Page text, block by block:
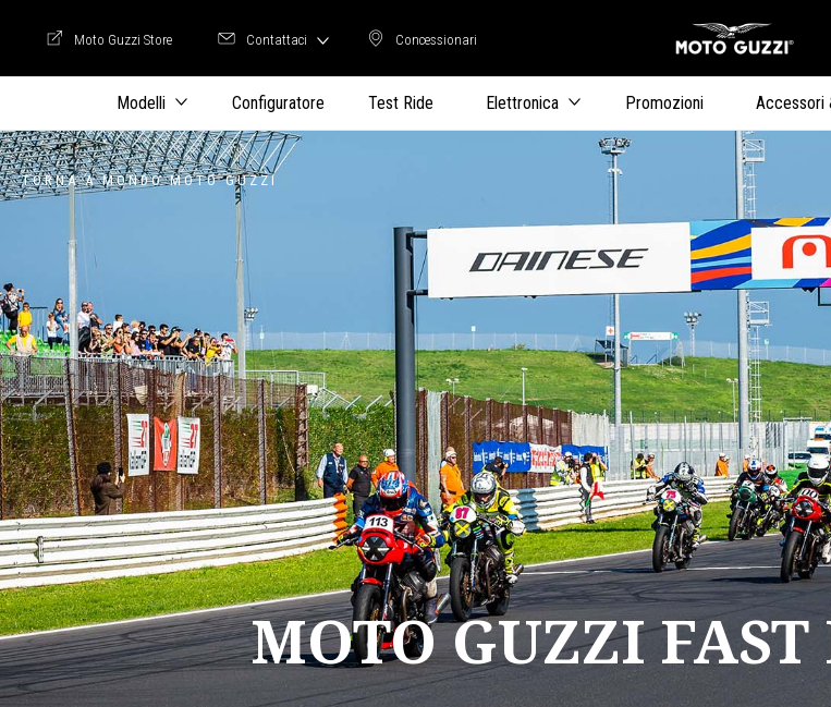
Concessionari
Concessionari
Moto Guzzi Store
Moto Guzzi Store Contattaci
Modelli Configuratore Test Ride Elettronica Promozioni Accessori
TORNA A MONDO MOTO GUZZI
MOTO GUZZI